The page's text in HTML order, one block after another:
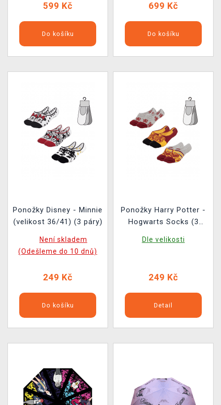
599 Kč
Do košíku
699 Kč
Do košíku
Ponožky Disney - Minnie
(velikost 36/41) (3 páry)
Není skladem
(Odešleme do 10 dnů)
249 Kč
Do košíku
Ponožky Harry Potter -
Hogwarts Socks (3
Dle velikosti
249 Kč
Detail